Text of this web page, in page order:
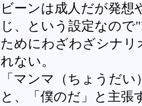
ビーンは成人だが発
じ、という設定なので
ためにわざわざシナ
れない。
「マンマ（ちょうだ
と、「僕のだ」と主張